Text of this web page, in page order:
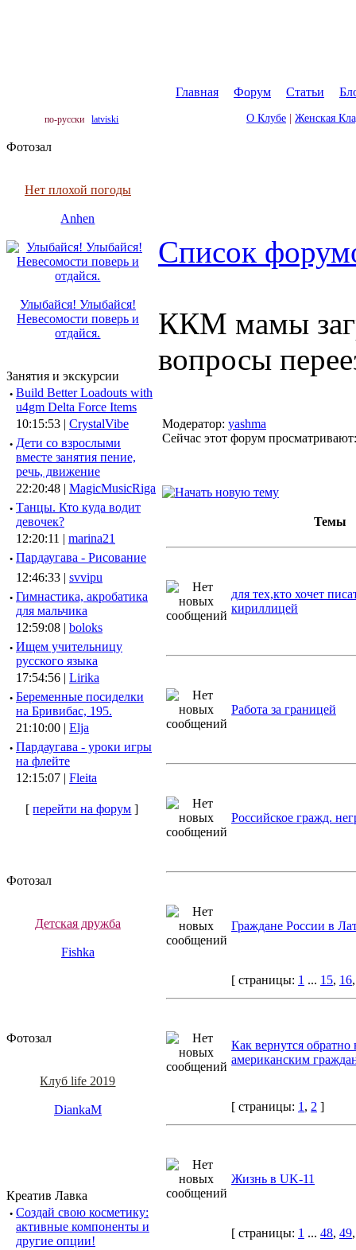
Главная Форум Статьи
по-русски latviski О Клубе Женская
Фотозал
Нет плохой погоды
Anhen
Улыбайся! Улыбайся!
Невесомости поверь и
отдайся.
Занятия и экскурсии
· Build Better Loadouts with
u4gm Delta Force Items
10:15:53 | CrystalVibe
· Дети со взрослыми
вместе занятия пение,
речь, движение
22:20:48 | MagicMusicRiga
· Танцы. Кто куда водит
девочек?
12:20:11 | marina21
· Пардаугава - Рисование
12:46:33 | svvipu
· Гимнастика, акробатика
для мальчика
12:59:08 | boloks
· Ищем учительницу
русского языка
17:54:56 | Lirika
· Беременные посиделки
на Бривибас, 195.
21:10:00 | Elja
· Пардаугава - уроки игры
на флейте
12:15:07 | Fleita
[перейти на форум ]
Фотозал
Детская дружба
Fishka
Фотозал
Клуб life 2019
DiankaM
Креатив Лавка
· Создай свою косметику:
активные компоненты и
другие опции!
Список
ККМ мамы
вопросы
Модератор: yashma
Сейчас этот форум
Темы
для тех,кто хочет
кириллицей
Работа за границей
Российское гражд.
Граждане России в
[ страницы: 1 ... 15, 16
Как вернутся
американским
[ страницы: 1 , 2 ]
Жизнь в UK-11
[ страницы: 1 ... 48, 49